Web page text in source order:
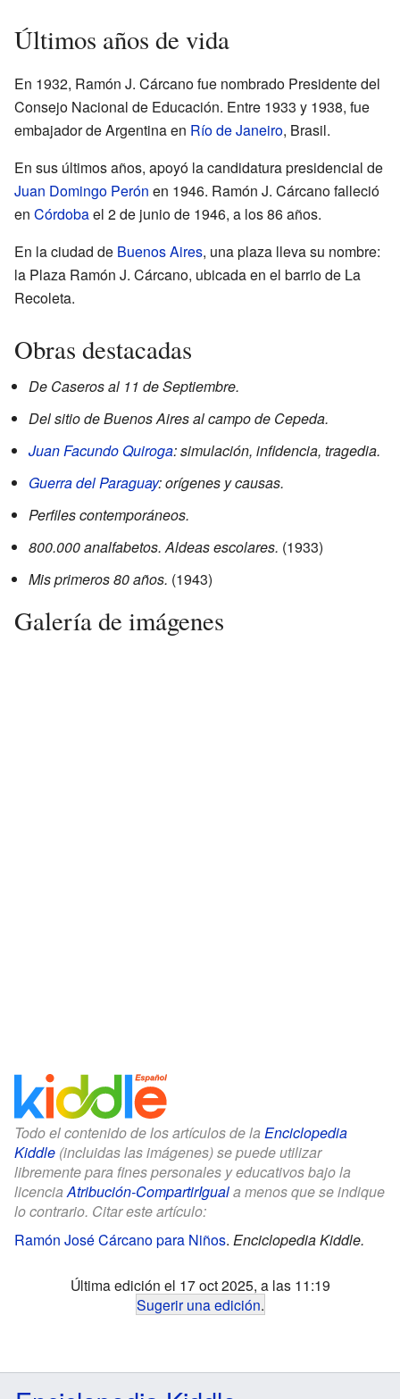
Últimos años de vida
En 1932, Ramón J. Cárcano fue nombrado Presidente del
Consejo Nacional de Educación. Entre 1933 y 1938, fue
embajador de Argentina en Río de Janeiro, Brasil.
En sus últimos años, apoyó la candidatura presidencial de
Juan Domingo Perón en 1946. Ramón J. Cárcano falleció
en Córdobael 2 de junio de 1946, a los 86 años.
En la ciudad de Buenos Aires, una plaza lleva su nombre:
la Plaza Ramón J. Cárcano, ubicada en el barrio de La
Recoleta.
Obras destacadas
De Caseros al 11 de Septiembre.
Del sitio de Buenos Aires al campo de Cepeda.
Juan Facundo Quiroga: simulación, infidencia, tragedia.
Guerra del Paraguay: orígenes y causas.
Perfiles contemporáneos.
800.000 analfabetos. Aldeas escolares. (1933)
Mis primeros 80 años. (1943)
Galería de imágenes
Todo el contenido de los artículos de la Enciclopedia
Kiddle (incluidas las imágenes) se puede utilizar
libremente para fines personales y educativos bajo la
licenciaAtribución-CompartirIguala menos que se indique
lo contrario. Citar este artículo:
Ramón José Cárcano para Niños. Enciclopedia Kiddle.
Última edición el 17 oct 2025, a las 11:19
Sugerir una edición.